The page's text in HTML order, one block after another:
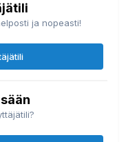
ja nopeasti!